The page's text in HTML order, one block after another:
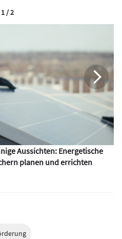
Aussichten: Energetische
planen und errichten
1 / 2